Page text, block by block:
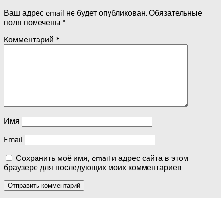
Ваш адрес email не будет опубликован. Обязательные
поля помечены *
Комментарий *
Имя
Email
Сохранить моё имя, email и адрес сайта в этом
браузере для последующих моих комментариев.